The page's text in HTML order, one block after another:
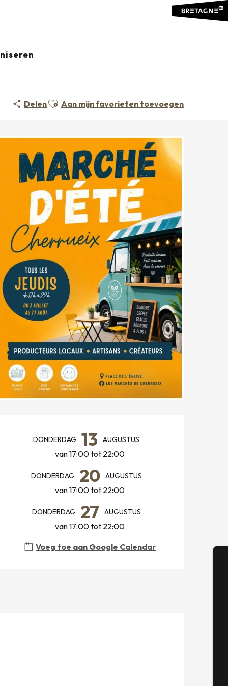
DelenAjouter aux favoris
Aan mijn favorieten toevoegen
DONDERDAG 13 AUGUSTUS
van 17:00 tot 22:00
DONDERDAG 20 AUGUSTUS
van 17:00 tot 22:00
DONDERDAG 27 AUGUSTUS
van 17:00 tot 22:00
Voeg toe aan Google Calendar